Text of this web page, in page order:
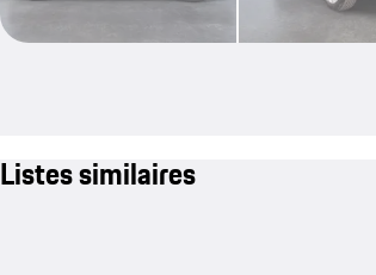
Listes similaires